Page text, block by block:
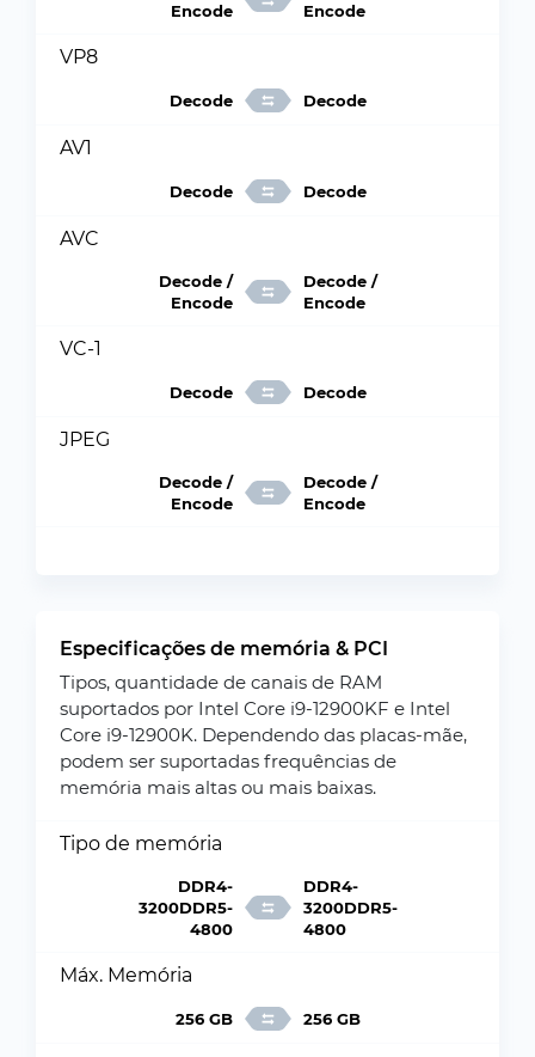
Encode
Encode
VP8
Decode Decode
AV1
Decode Decode
AVC
Decode /
Encode
Decode /
Encode
VC-1
Decode Decode
JPEG
Decode /
Encode
Decode /
Encode
Especificações de memória & PCI
Tipos, quantidade de canais de RAM
suportados por Intel Core i9-12900KF e Intel
Core i9-12900K. Dependendo das placas-mãe,
podem ser suportadas frequências de
memória mais altas ou mais baixas.
Tipo de memória
DDR4-
3200DDR5-
4800
DDR4-
3200DDR5-
4800
Máx. Memória
256 GB 256 GB